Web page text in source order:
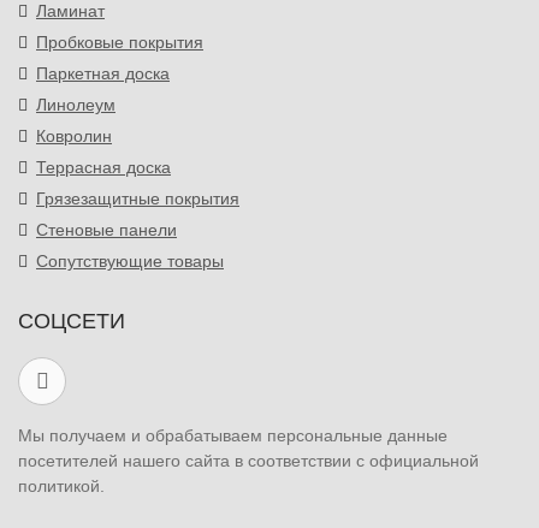
Ламинат
Пробковые покрытия
Паркетная доска
Линолеум
Ковролин
Террасная доска
Грязезащитные покрытия
Стеновые панели
Сопутствующие товары
СОЦСЕТИ
Мы получаем и обрабатываем персональные данные
посетителей нашего сайта в соответствии с официальной
политикой.